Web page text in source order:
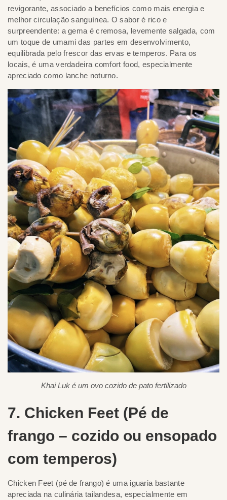
revigorante, associado a benefícios como mais energia e
melhor circulação sanguínea. O sabor é rico e
surpreendente: a gema é cremosa, levemente salgada, com
um toque de umami das partes em desenvolvimento,
equilibrada pelo frescor das ervas e temperos. Para os
locais, é uma verdadeira comfort food, especialmente
apreciado como lanche noturno.
Khai Luk é um ovo cozido de pato fertilizado
7. Chicken Feet (Pé de
frango – cozido ou ensopado
com temperos)
Chicken Feet (pé de frango) é uma iguaria bastante
apreciada na culinária tailandesa, especialmente em